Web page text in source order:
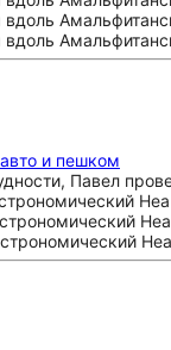
и пешком
Павел